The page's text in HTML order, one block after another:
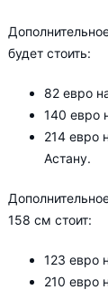
будет стоить:
82 евро
140 евро
214 евро
Астану.
158 см стоит:
123 евро
210 евро